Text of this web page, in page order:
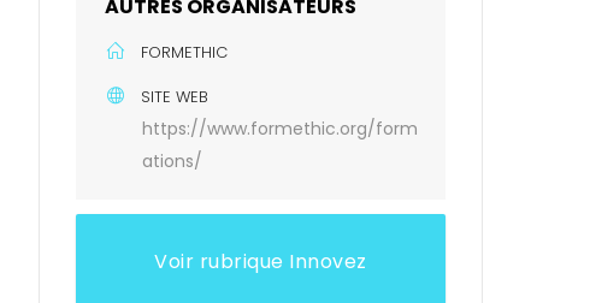
AUTRES ORGANISATEURS
FORMETHIC
SITE WEB
https://www.formethic.org/form
ations/
Voir rubrique Innovez